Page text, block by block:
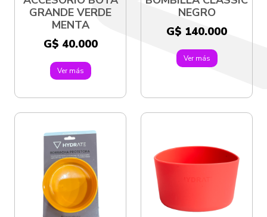
GRANDE VERDE
MENTA
G$ 40.000
Ver más
NEGRO
G$ 140.000
Ver más